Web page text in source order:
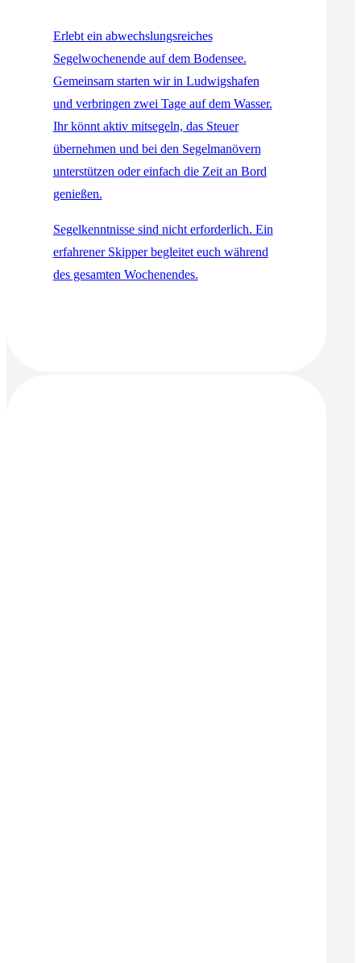
Erlebt ein abwechslungsreiches
Segelwochenende auf dem Bodensee.
Gemeinsam starten wir in Ludwigshafen
und verbringen zwei Tage auf dem Wasser.
Ihr könnt aktiv mitsegeln, das Steuer
übernehmen und bei den Segelmanövern
unterstützen oder einfach die Zeit an Bord
genießen.
Segelkenntnisse sind nicht erforderlich. Ein
erfahrener Skipper begleitet euch während
des gesamten Wochenendes.